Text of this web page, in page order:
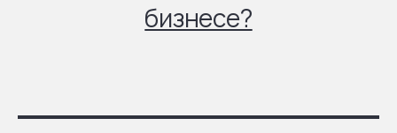
бизнесе?